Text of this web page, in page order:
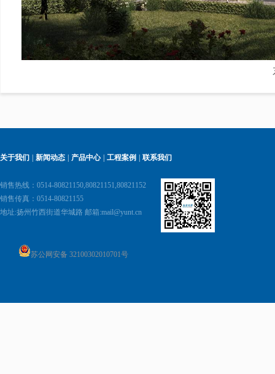
关于我们 | 新闻动态 | 产品中心 | 工程案例 | 联系我们
销售热线：0514-80821150,80821151,80821152
销售传真：0514-80821155
地址:扬州竹西街道华城路 邮箱:mail@yunt.cn
苏公网安备 32100302010701号